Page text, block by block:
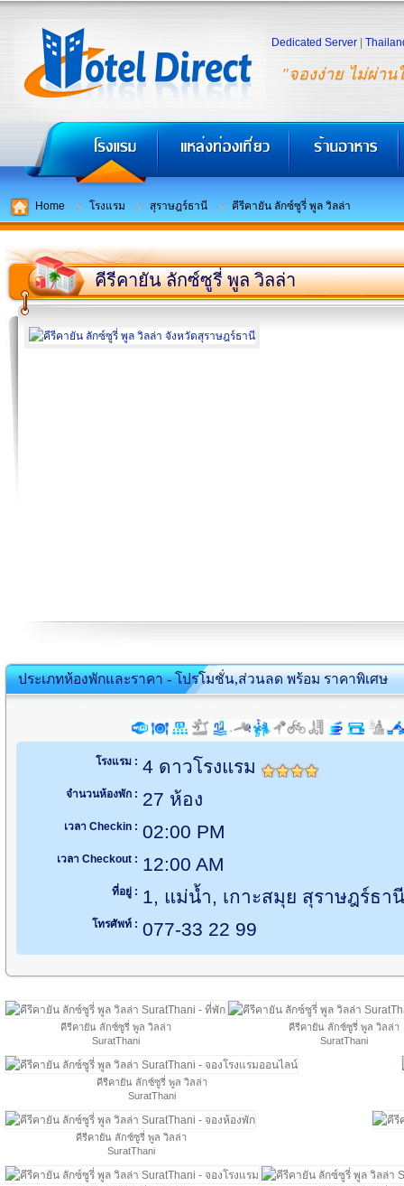
"จองง่าย ไม่ผ่าน
Dedicated Server
Home โรงแรม สุราษฎร์ธานี คีรีคายัน ลักซ์ซูรี่ พูล วิลล่า
คีรีคายัน ลักซ์ซูรี่ พูล วิลล่า
ประเภทห้องพักและราคา - โปรโมชั่น,ส่วนลด พร้อม ราคาพิเศษ
โรงแรม : 4 ดาวโรงแรม
จำนวนห้องพัก : 27 ห้อง
เวลา Checkin : 02:00 PM
เวลา Checkout : 12:00 AM
ที่อยู่ : 1, แม่น้ำ, เกาะสมุย สุราษฎร์ธา
โทรศัพท์ : 077-33 22 99
คีรีคายัน ลักซ์ซูรี่ พูล วิลล่า
SuratThani
คีรีคายัน ลักซ์ซูรี่ พูล วิลล่า
SuratThani
คีรีคายัน ลักซ์ซูรี่ พูล วิลล่า
SuratThani
คีรีคายัน ลักซ์ซูรี่ พูล วิลล่า
SuratThani